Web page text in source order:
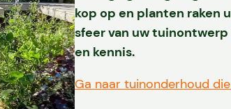
kop op en planten raken
sfeer van uw
en kennis.
Ga naar tuinonderhoud